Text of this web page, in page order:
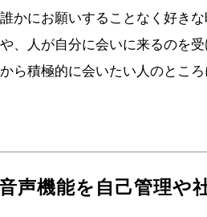
かにお願いすることなく好き
、人が自分に会いに来るのを
ら積極的に会いたい人のとこ
声機能を自己管理や